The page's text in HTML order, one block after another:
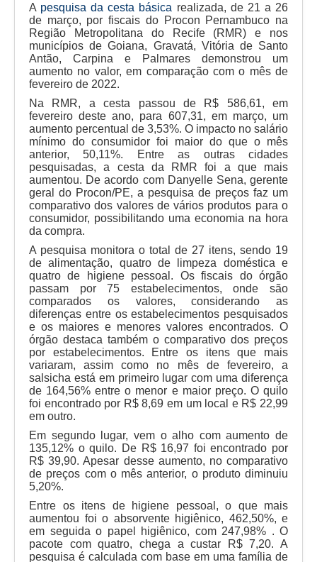
A pesquisa da cesta básica realizada, de 21 a 26
de março, por fiscais do Procon Pernambuco na
Região Metropolitana do Recife (RMR) e nos
municípios de Goiana, Gravatá, Vitória de Santo
Antão, Carpina e Palmares demonstrou um
aumento no valor, em comparação com o mês de
fevereiro de 2022.
Na RMR, a cesta passou de R$ 586,61, em
fevereiro deste ano, para 607,31, em março, um
aumento percentual de 3,53%. O impacto no salário
mínimo do consumidor foi maior do que o mês
anterior, 50,11%. Entre as outras cidades
pesquisadas, a cesta da RMR foi a que mais
aumentou. De acordo com Danyelle Sena, gerente
geral do Procon/PE, a pesquisa de preços faz um
comparativo dos valores de vários produtos para o
consumidor, possibilitando uma economia na hora
da compra.
A pesquisa monitora o total de 27 itens, sendo 19
de alimentação, quatro de limpeza doméstica e
quatro de higiene pessoal. Os fiscais do órgão
passam por 75 estabelecimentos, onde são
comparados os valores, considerando as
diferenças entre os estabelecimentos pesquisados
e os maiores e menores valores encontrados. O
órgão destaca também o comparativo dos preços
por estabelecimentos. Entre os itens que mais
variaram, assim como no mês de fevereiro, a
salsicha está em primeiro lugar com uma diferença
de 164,56% entre o menor e maior preço. O quilo
foi encontrado por R$ 8,69 em um local e R$ 22,99
em outro.
Em segundo lugar, vem o alho com aumento de
135,12% o quilo. De R$ 16,97 foi encontrado por
R$ 39,90. Apesar desse aumento, no comparativo
de preços com o mês anterior, o produto diminuiu
5,20%.
Entre os itens de higiene pessoal, o que mais
aumentou foi o absorvente higiênico, 462,50%, e
em seguida o papel higiênico, com 247,98% . O
pacote com quatro, chega a custar R$ 7,20. A
pesquisa é calculada com base em uma família de